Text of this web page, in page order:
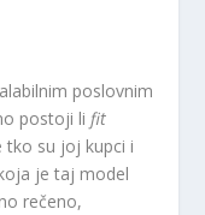
poslovnim
postoji li fit
tko su joj kupci i
je taj model
rečeno,